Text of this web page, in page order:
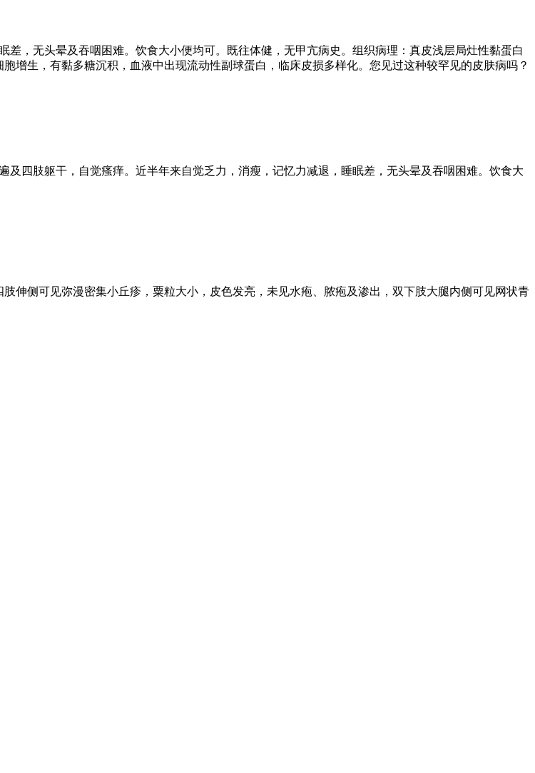
，无头晕及吞咽困难。饮食大小便均可。既往体健，无甲亢病史。组织病理：真皮浅层局灶性黏蛋白
增生，有黏多糖沉积，血液中出现流动性副球蛋白，临床皮损多样化。您见过这种较罕见的皮肤病吗？
四肢躯干，自觉瘙痒。近半年来自觉乏力，消瘦，记忆力减退，睡眠差，无头晕及吞咽困难。饮食大
伸侧可见弥漫密集小丘疹，粟粒大小，皮色发亮，未见水疱、脓疱及渗出，双下肢大腿内侧可见网状青